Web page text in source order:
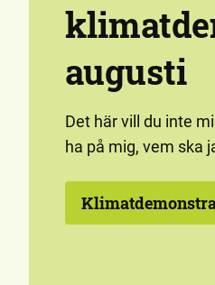
augusti
Det här vill du inte
ha på mig, vem ska